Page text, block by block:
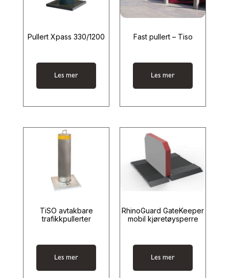
Pullert Xpass 330/1200
Les mer
Fast pullert – Tiso
Les mer
TiSO avtakbare
trafikkpullerter
Les mer
RhinoGuard GateKeeper
mobil kjøretøysperre
Les mer